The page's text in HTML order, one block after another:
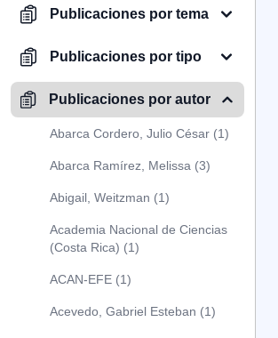
Publicaciones por tema
Publicaciones por tipo
Publicaciones por autor
Abarca Cordero, Julio César (1)
Abarca Ramírez, Melissa (3)
Abigail, Weitzman (1)
Academia Nacional de Ciencias
(Costa Rica) (1)
ACAN-EFE (1)
Acevedo, Gabriel Esteban (1)